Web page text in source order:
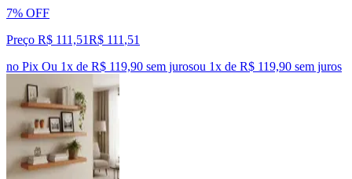
7% OFF
Preço R$ 111,51R$ 111 ,51
no Pix Ou 1x de R$ 119,90 sem jurosou 1x de R$ 119,90 sem juros